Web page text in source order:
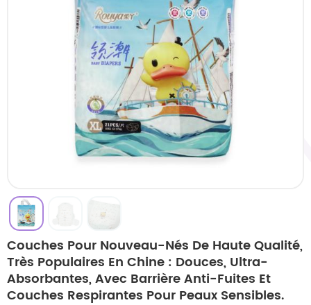
Couches Pour Nouveau-Nés De Haute Qualité,
Très Populaires En Chine : Douces, Ultra-
Absorbantes, Avec Barrière Anti-Fuites Et
Couches Respirantes Pour Peaux Sensibles.